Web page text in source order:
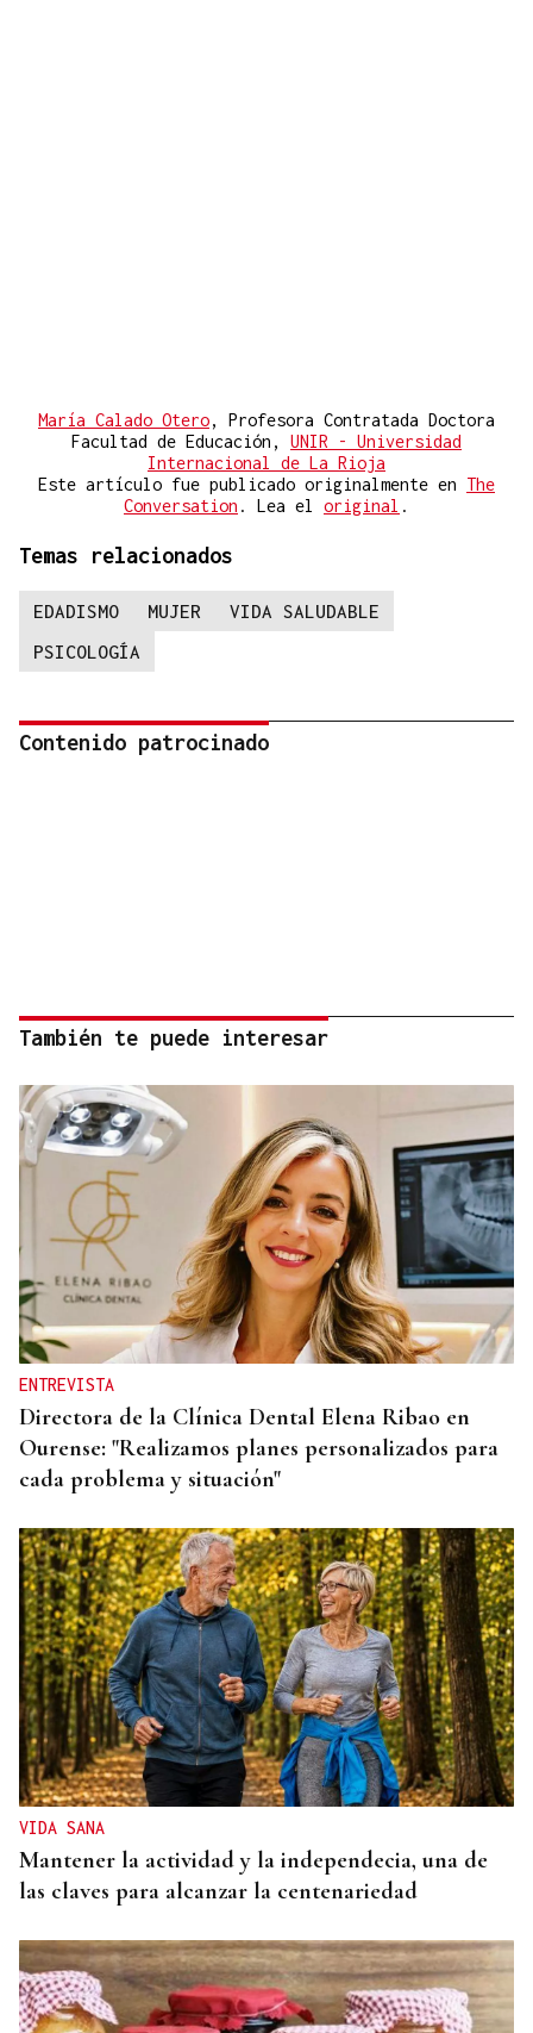
María Calado Otero, Profesora Contratada Doctora
Facultad de Educación, UNIR - Universidad
Internacional de La Rioja
Este artículo fue publicado originalmente en The
Conversation . Lea el original .
Temas relacionados
EDADISMO MUJER
VIDA SALUDABLE
PSICOLOGÍA
Contenido patrocinado
También te puede interesar
ENTREVISTA
Directora de la Clínica Dental Elena Ribao en
Ourense: "Realizamos planes personalizados para
cada problema y situación"
VIDA SANA
Mantener la actividad y la independecia, una de
las claves para alcanzar la centenariedad